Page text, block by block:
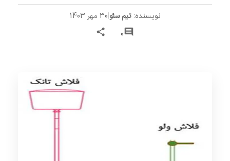
نویسنده: تیم سئو|30 مهر 1403
0